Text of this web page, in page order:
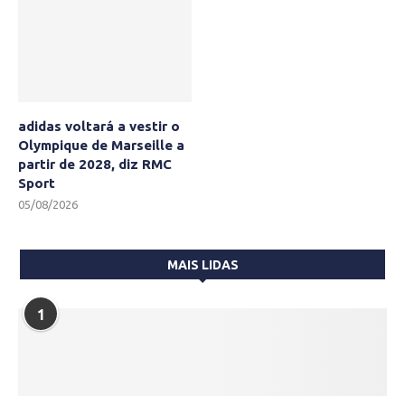
adidas voltará a vestir o
Olympique de Marseille a
partir de 2028, diz RMC
Sport
05/08/2026
MAIS LIDAS
1